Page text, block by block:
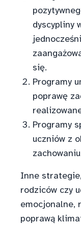
dyscypliny
się.
Programy
poprawę
Programy
uczniów z
Inne
rodziców czy
emocjonalne,
poprawą